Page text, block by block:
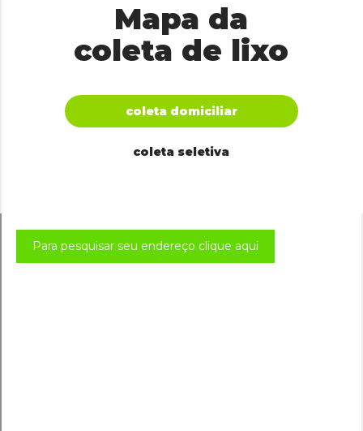
Mapa da
coleta de lixo
coleta domiciliar
coleta seletiva
Para pesquisar seu endereço clique aqui